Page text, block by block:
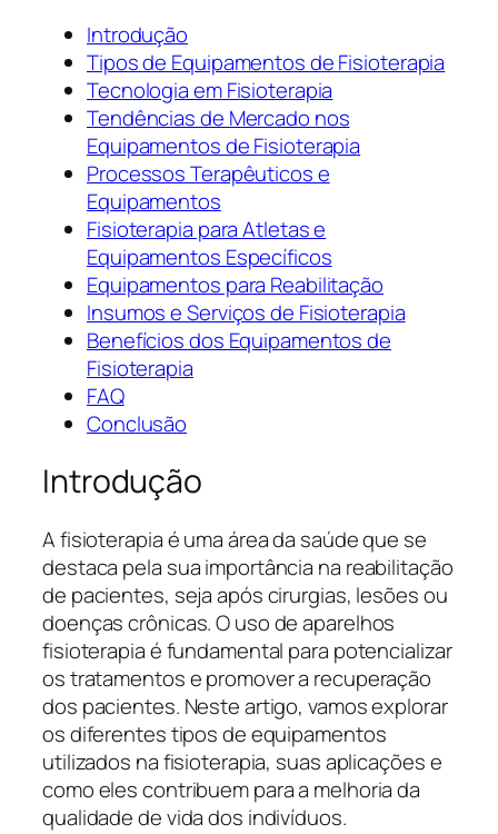
Introdução
Tipos de Equipamentos de Fisioterapia
Tecnologia em Fisioterapia
Tendências de Mercado nos
Equipamentos de Fisioterapia
Processos Terapêuticos e
Equipamentos
Fisioterapia para Atletas e
Equipamentos Específicos
Equipamentos para Reabilitação
Insumos e Serviços de Fisioterapia
Benefícios dos Equipamentos de
Fisioterapia
FAQ
Conclusão
Introdução
A fisioterapia é uma área da saúde que se
destaca pela sua importância na reabilitação
de pacientes, seja após cirurgias, lesões ou
doenças crônicas. O uso de aparelhos
fisioterapia é fundamental para potencializar
os tratamentos e promover a recuperação
dos pacientes. Neste artigo, vamos explorar
os diferentes tipos de equipamentos
utilizados na fisioterapia, suas aplicações e
como eles contribuem para a melhoria da
qualidade de vida dos indivíduos.